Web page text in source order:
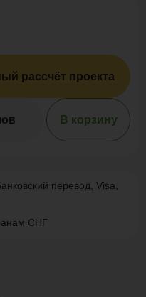
рассчёт проекта
В корзину
перевод, Visa,
СНГ